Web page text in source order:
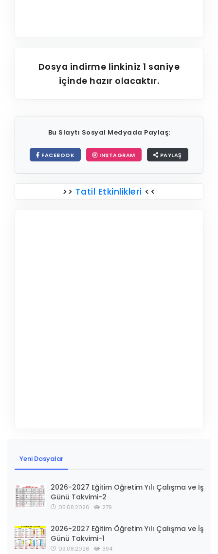
Dosya indirme linkiniz1 saniye
içinde hazır olacaktır.
Bu Slaytı Sosyal Medyada Paylaş:
FACEBOOK INSTAGRAM PAYLAŞ
>> Tatil Etkinlikleri <<
Yeni Dosyalar
2026-2027 Eğitim Öğretim Yılı Çalışma ve İş
Günü Takvimi-2
05.08.2026 279
2026-2027 Eğitim Öğretim Yılı Çalışma ve İş
Günü Takvimi-1
03.08.2026 394